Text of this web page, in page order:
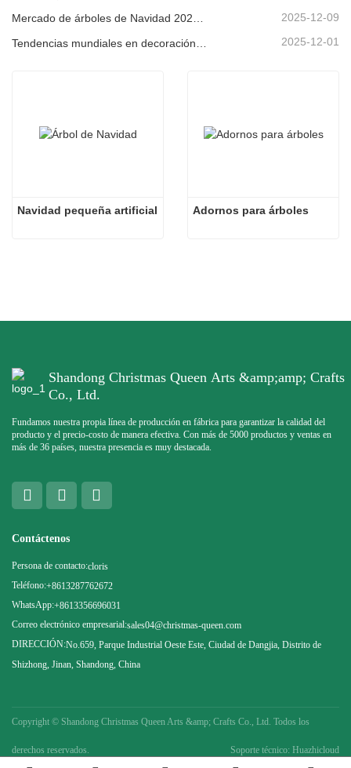
Mercado de árboles de Navidad 2025: Tendencias, tecnologías y guía de compras para compradores B2B 2025-12-09
2025-12-01
Navidad pequeña artificial Adornos para árboles
Shandong Christmas Queen Arts &amp;amp; Crafts
Co., Ltd.
Fundamos nuestra propia línea de producción en fábrica para garantizar la calidad del
producto y el precio-costo de manera efectiva. Con más de 5000 productos y ventas en
más de 36 países, nuestra presencia es muy destacada.
Contáctenos
Persona de contacto:cloris
Teléfono:+8613287762672
WhatsApp:+8613356696031
Correo electrónico empresarial:sales04@christmas-queen.com
DIRECCIÓN:No.659, Parque Industrial Oeste Este, Ciudad de Dangjia, Distrito de
Shizhong, Jinan, Shandong, China
Copyright © Shandong Christmas Queen Arts &amp; Crafts Co., Ltd. Todos los
derechos reservados. Soporte técnico: Huazhicloud